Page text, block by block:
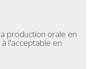
production orale en
l'acceptable en